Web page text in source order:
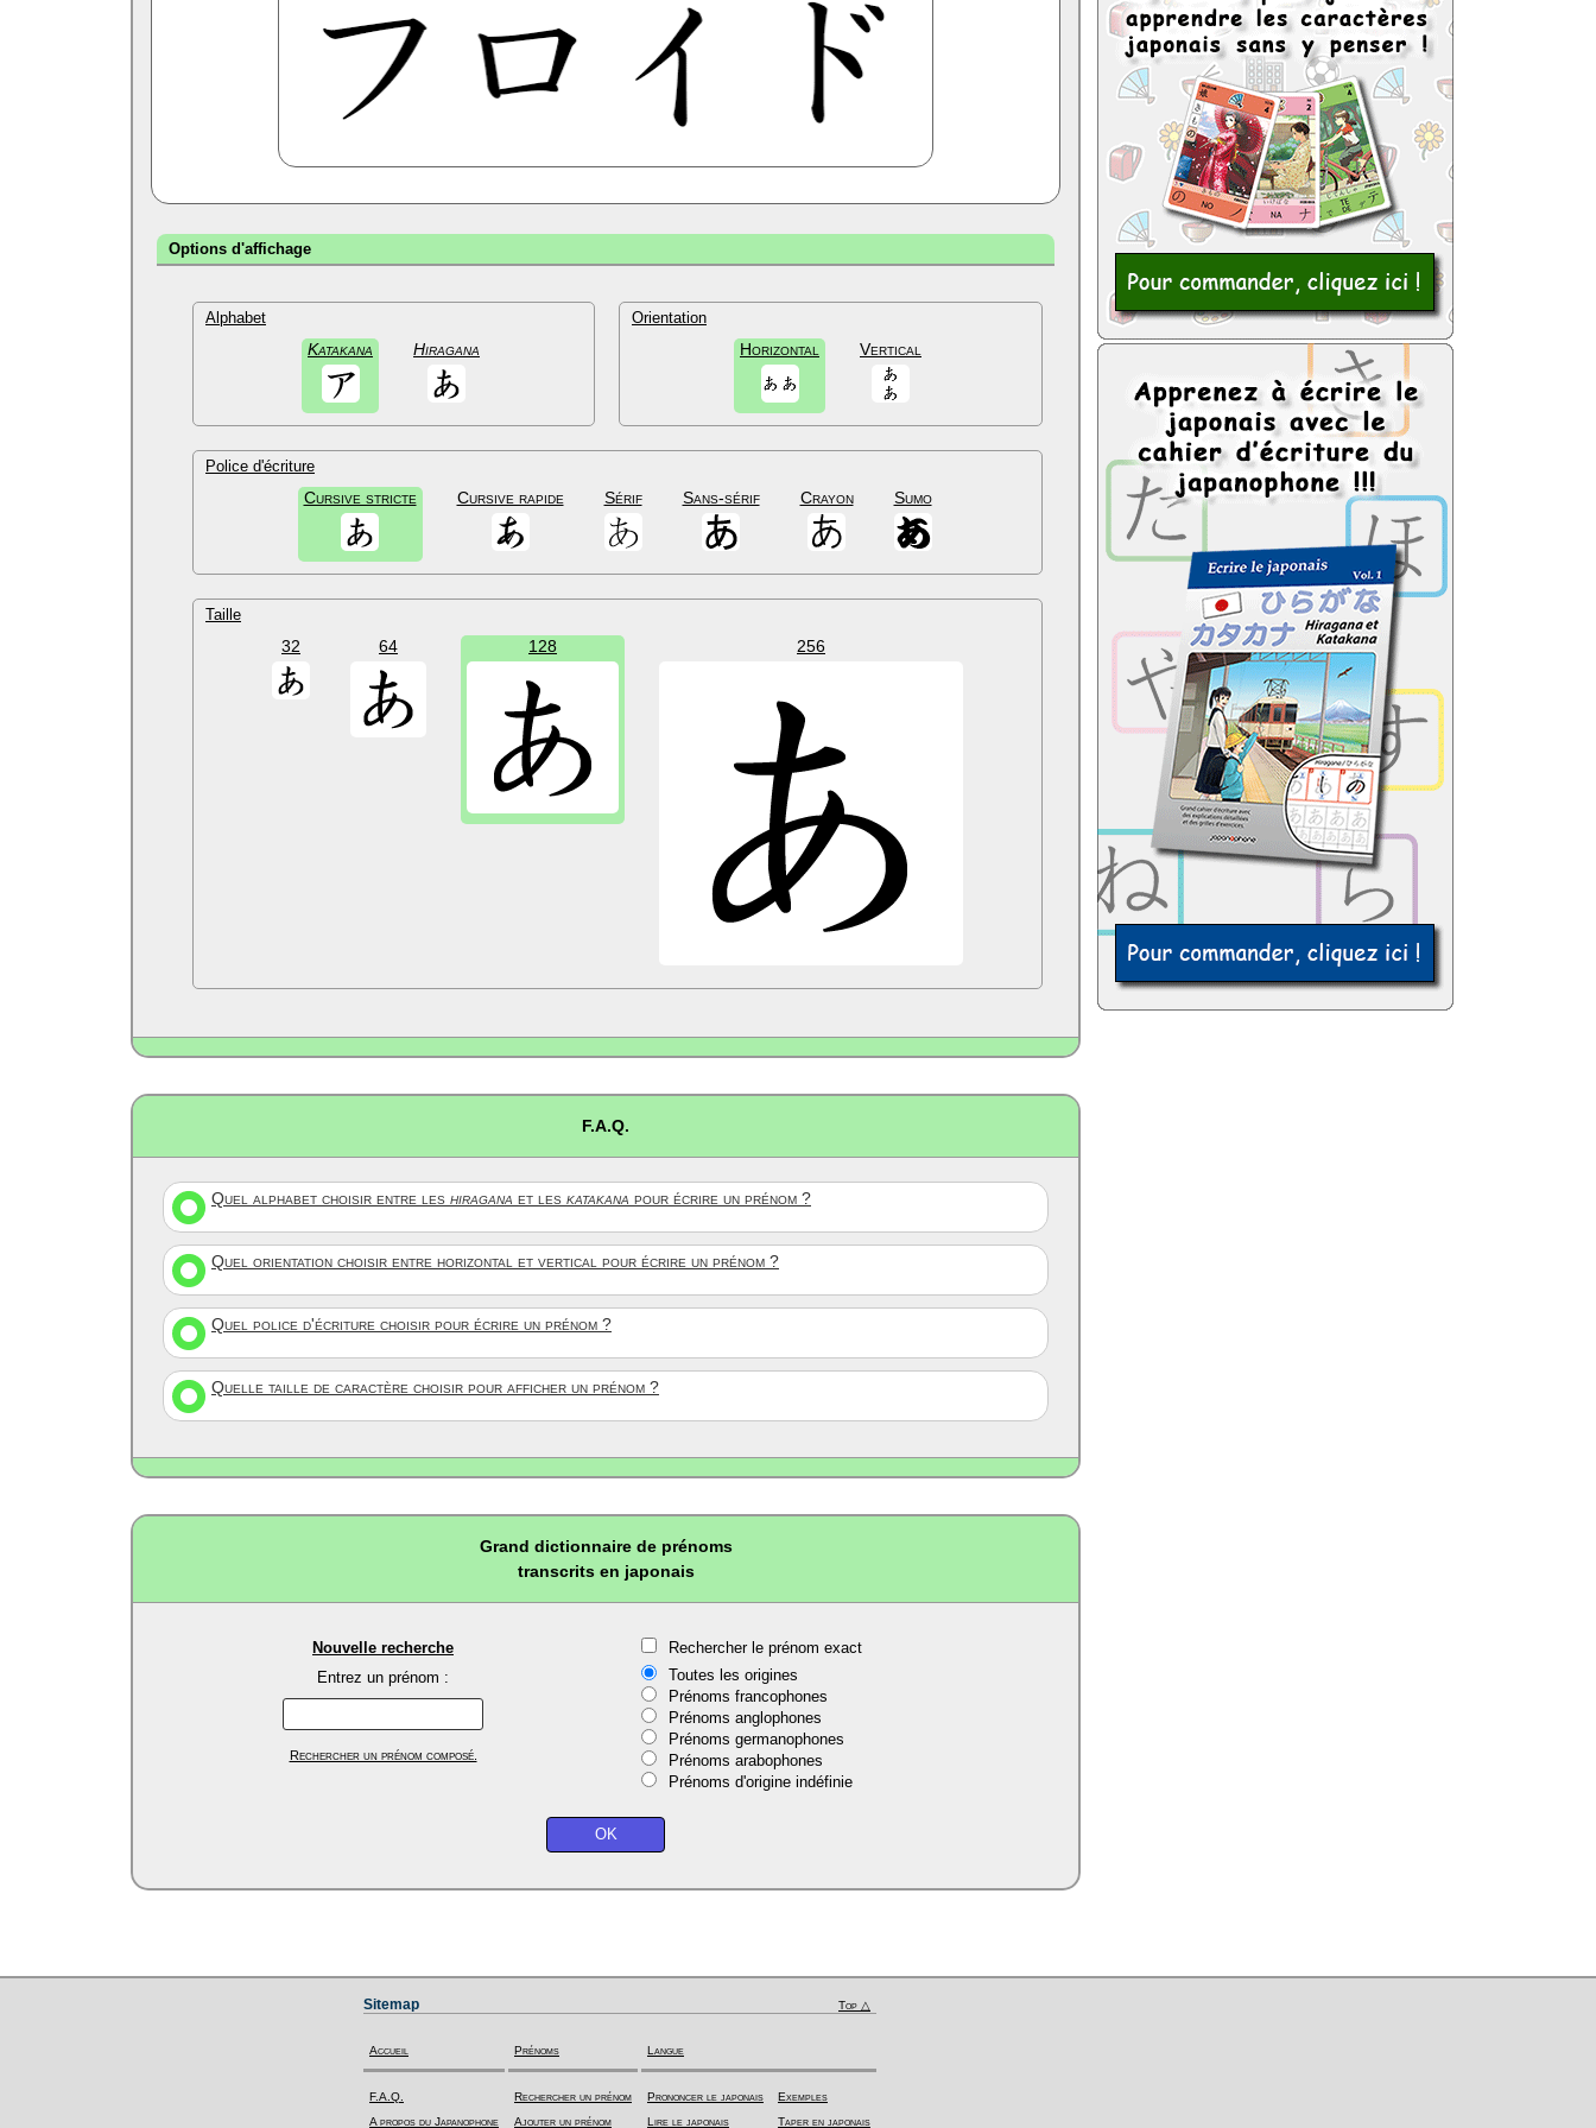
Options d'affichage
Alphabet
Katakana Hiragana
Orientation
Horizontal Vertical
Police d'écriture
Cursive stricte Cursive rapide Sérif Sans-sérif Crayon Sumo
Taille
32 64 128 256
F.A.Q.
Quel alphabet choisir entre les hiragana et les katakana pour écrire un prénom ?
Quel orientation choisir entre horizontal et vertical pour écrire un prénom ?
Quel police d'écriture choisir pour écrire un prénom ?
Quelle taille de caractère choisir pour afficher un prénom ?
Grand dictionnaire de prénoms
transcrits en japonais
Nouvelle recherche
Entrez un prénom :
Rechercher un prénom composé.
Rechercher le prénom exact
Toutes les origines
Prénoms francophones
Prénoms anglophones
Prénoms germanophones
Prénoms arabophones
Prénoms d'origine indéfinie
Sitemap Top △
Accueil
F.A.Q.
A propos du Japanophone
Prénoms
Rechercher un prénom
Ajouter un prénom
Langue
Prononcer le japonais
Lire le japonais
Exemples
Taper en japonais